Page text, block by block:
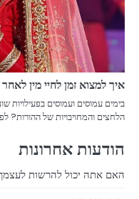
איך למצוא זמן לחיי מין
בימים עמוסים ועמוסים בפעילויות
הלחצים והמחויבויות של ההורות?
הודעות אחרונות
האם אתה יכול להרשות